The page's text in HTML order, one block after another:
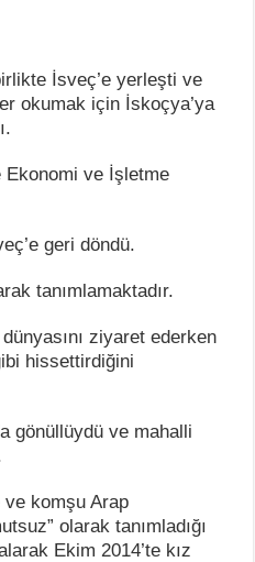
İsveç’e yerleşti ve
okumak için İskoçya’ya
Ekonomi ve İşletme
geri döndü.
tanımlamaktadır.
ziyaret ederken
hissettirdiğini
gönüllüydü ve mahalli
ve komşu Arap
olarak tanımladığı
Ekim 2014’te kız